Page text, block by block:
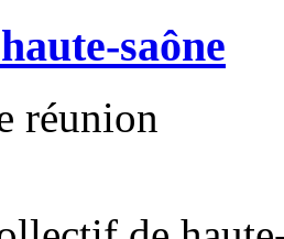
saône
réunion